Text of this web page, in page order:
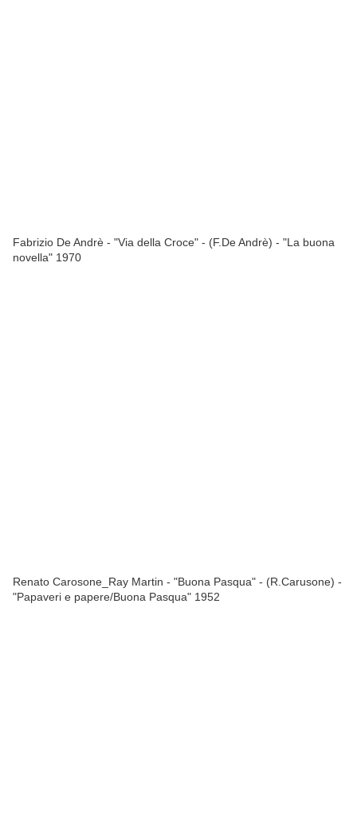
Fabrizio De Andrè - "Via della Croce" - (F.De Andrè) - "La buona
novella" 1970
Renato Carosone_Ray Martin - "Buona Pasqua" - (R.Carusone) -
"Papaveri e papere/Buona Pasqua" 1952